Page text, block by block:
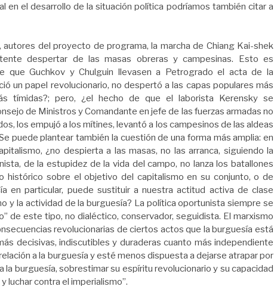
en el desarrollo de la situación política podríamos también citar a
autores del proyecto de programa, la marcha de Chiang Kai-shek
despertar de las masas obreras y campesinas. Esto es
que Guchkov y Chulguin llevasen a Petrogrado el acta de la
un papel revolucionario, no despertó a las capas populares más
tímidas?; pero, ¿el hecho de que el laborista Kerensky se
de Ministros y Comandante en jefe de las fuerzas armadas no
los empujó a los mítines, levantó a los campesinos de las aldeas
puede plantear también la cuestión de una forma más amplia: en
¿no despierta a las masas, no las arranca, siguiendo la
de la estupidez de la vida del campo, no lanza los batallones
histórico sobre el objetivo del capitalismo en su conjunto, o de
en particular, puede sustituir a nuestra actitud activa de clase
y la actividad de la burguesía? La política oportunista siempre se
de este tipo, no dialéctico, conservador, seguidista. El marxismo
revolucionarias de ciertos actos que la burguesía está
decisivas, indiscutibles y duraderas cuanto más independiente
a la burguesía y esté menos dispuesta a dejarse atrapar por
la burguesía, sobrestimar su espíritu revolucionario y su capacidad
luchar contra el imperialismo”.